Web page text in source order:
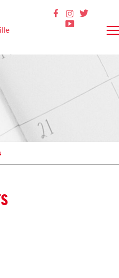
Facebook
InstaTwitter
Youtube